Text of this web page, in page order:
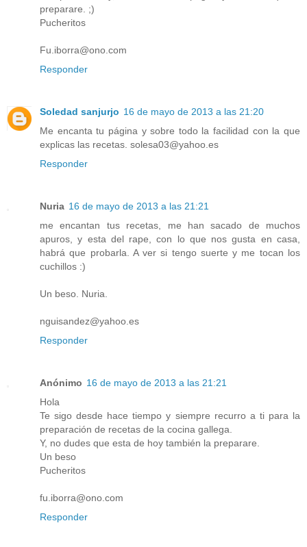
preparare. ;)
Pucheritos
Fu.iborra@ono.com
Responder
Soledad sanjurjo 16 de mayo de 2013 a las 21:20
Me encanta tu página y sobre todo la facilidad con la que
explicas las recetas. solesa03@yahoo.es
Responder
Nuria 16 de mayo de 2013 a las 21:21
me encantan tus recetas, me han sacado de muchos
apuros, y esta del rape, con lo que nos gusta en casa,
habrá que probarla. A ver si tengo suerte y me tocan los
cuchillos :)
Un beso. Nuria.
nguisandez@yahoo.es
Responder
Anónimo 16 de mayo de 2013 a las 21:21
Hola
Te sigo desde hace tiempo y siempre recurro a ti para la
preparación de recetas de la cocina gallega.
Y, no dudes que esta de hoy también la preparare.
Un beso
Pucheritos
fu.iborra@ono.com
Responder